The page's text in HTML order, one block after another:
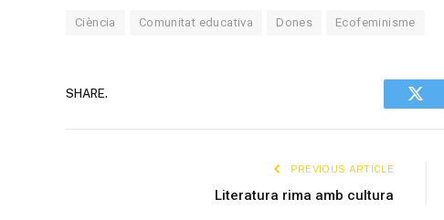
Ciència Comunitat educativa Dones Ecofeminisme
SHARE.
PREVIOUS ARTICLE
Literatura rima amb cultura